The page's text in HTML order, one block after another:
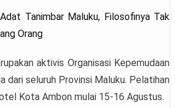
Tanimbar Maluku, Filosofinya Tak
Orang
aktivis Organisasi Kepemudaan
dari seluruh Provinsi Maluku. Pelatihan
Kota Ambon mulai 15-16 Agustus.